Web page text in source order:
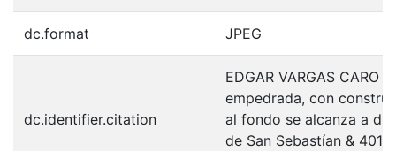
dc.format JPEG
dc.identifier.citation
EDGAR VARGAS CARO
empedrada, con
al fondo se alcanza a
de San Sebastían &